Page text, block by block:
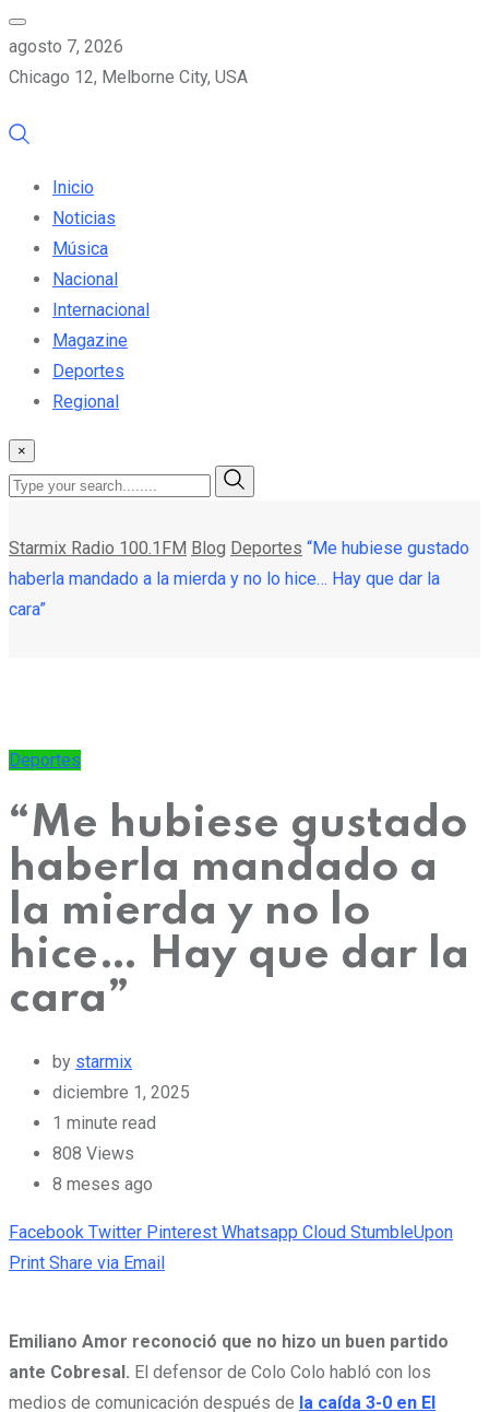
agosto 7, 2026
Chicago 12, Melborne City, USA
Inicio
Noticias
Música
Nacional
Internacional
Magazine
Deportes
Regional
×
Starmix Radio 100.1FM Blog Deportes “Me hubiese gustado
haberla mandado a la mierda y no lo hice… Hay que dar la
cara”
Deportes
“Me hubiese gustado
haberla mandado a
la mierda y no lo
hice… Hay que dar la
cara”
by starmix
diciembre 1, 2025
1 minute read
808 Views
8 meses ago
Facebook Twitter Pinterest Whatsapp Cloud StumbleUpon
Print Share via Email
Emiliano Amor reconoció que no hizo un buen partido
ante Cobresal. El defensor de Colo Colo habló con los
medios de comunicación después de la caída 3-0 en El